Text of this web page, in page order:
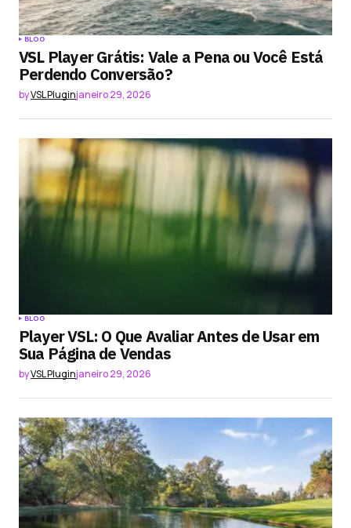
BLOG
VSL Player Grátis: Vale a Pena ou Você Está
Perdendo Conversão?
byVSL Pluginjaneiro 29, 2026
BLOG
Player VSL: O Que Avaliar Antes de Usar em
Sua Página de Vendas
byVSL Pluginjaneiro 29, 2026